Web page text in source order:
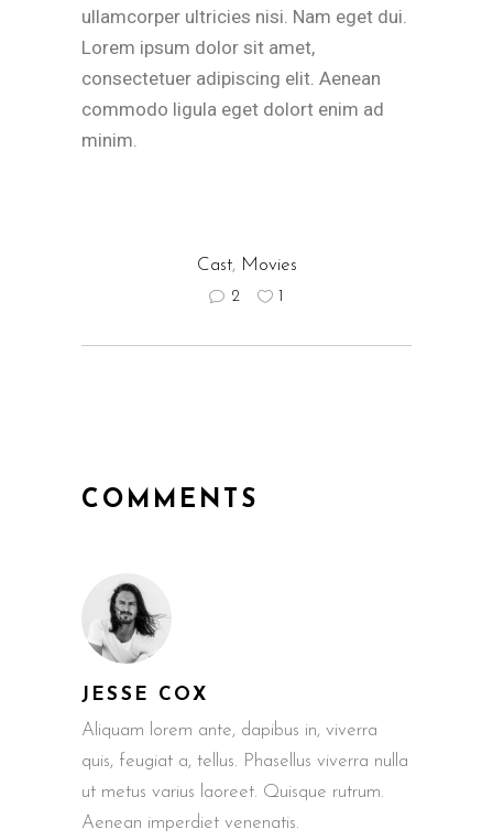
ullamcorper ultricies nisi. Nam eget dui.
Lorem ipsum dolor sit amet,
consectetuer adipiscing elit. Aenean
commodo ligula eget dolort enim ad
minim.
Cast, Movies
2 1
COMMENTS
JESSE COX
Aliquam lorem ante, dapibus in, viverra
quis, feugiat a, tellus. Phasellus viverra nulla
ut metus varius laoreet. Quisque rutrum.
Aenean imperdiet venenatis.